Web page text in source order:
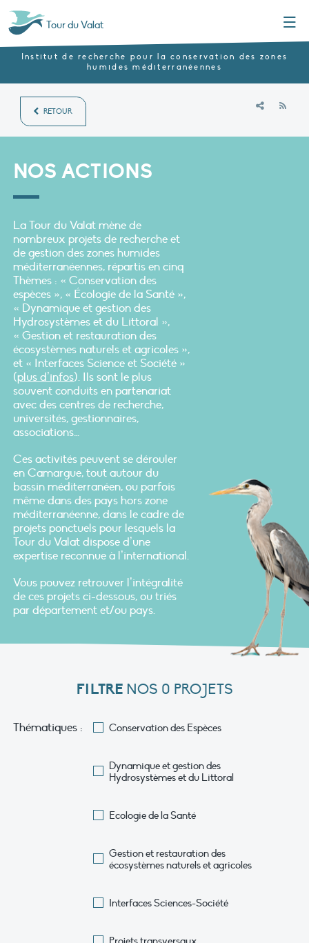
Tour du Valat
Institut de recherche pour la conservation des zones
humides méditerranéennes
RETOUR
NOS ACTIONS
La Tour du Valat mène de
nombreux projets de recherche et
de gestion des zones humides
méditerranéennes, répartis en cinq
Thèmes : « Conservation des
espèces », « Écologie de la Santé »,
« Dynamique et gestion des
Hydrosystèmes et du Littoral »,
« Gestion et restauration des
écosystèmes naturels et agricoles »,
et « Interfaces Science et Société »
(plus d’infos). Ils sont le plus
souvent conduits en partenariat
avec des centres de recherche,
universités, gestionnaires,
associations…
Ces activités peuvent se dérouler
en Camargue, tout autour du
bassin méditerranéen, ou parfois
même dans des pays hors zone
méditerranéenne, dans le cadre de
projets ponctuels pour lesquels la
Tour du Valat dispose d’une
expertise reconnue à l’international.
Vous pouvez retrouver l’intégralité
de ces projets ci-dessous, ou triés
par département et/ou pays.
FILTRE NOS 0 PROJETS
Thématiques : Conservation des Espèces
Dynamique et gestion des
Hydrosystèmes et du Littoral
Ecologie de la Santé
Gestion et restauration des
écosystèmes naturels et agricoles
Interfaces Sciences-Société